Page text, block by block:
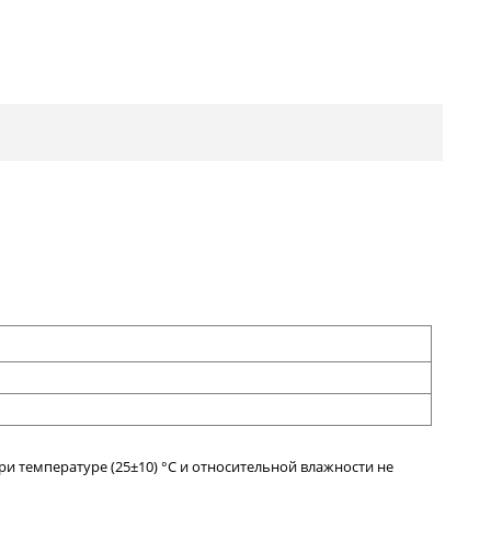
температуре (25±10) °С и относительной влажности не